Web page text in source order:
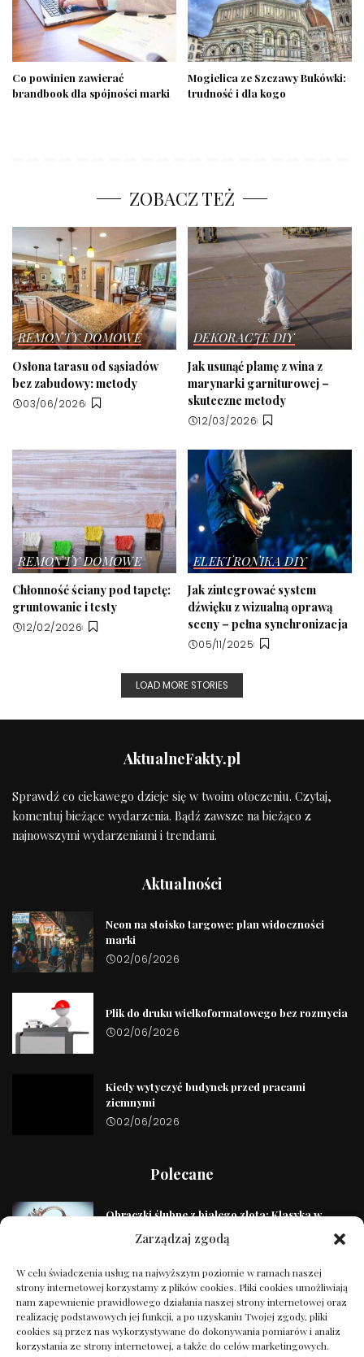
Zarządzaj zgodą
W celu świadczenia usług na najwyższym poziomie w ramach naszej
strony internetowej korzystamy z plików cookies. Pliki cookies umożliwiają
nam zapewnienie prawidłowego działania naszej strony internetowej oraz
realizację podstawowych jej funkcji, a po uzyskaniu Twojej zgody, pliki
cookies są przez nas wykorzystywane do dokonywania pomiarów i analiz
korzystania ze strony internetowej, a także do celów marketingowych.
Co powinien zawierać
brandbook dla spójności marki
Mogielica ze Szczawy Bukówki:
trudność i dla kogo
ZOBACZ TEŻ
REMONTY DOMOWE
Osłona tarasu od sąsiadów
bez zabudowy: metody
03/06/2026
DEKORACJE DIY
Jak usunąć plamę z wina z
marynarki garniturowej –
skuteczne metody
12/03/2026
REMONTY DOMOWE
Chłonność ściany pod tapetę:
gruntowanie i testy
12/02/2026
ELEKTRONIKA DIY
Jak zintegrować system
dźwięku z wizualną oprawą
sceny – pełna synchronizacja
05/11/2025
LOAD MORE STORIES
AktualneFakty.pl
Sprawdź co ciekawego dzieje się w twoim otoczeniu. Czytaj,
komentuj bieżące wydarzenia. Bądź zawsze na bieżąco z
najnowszymi wydarzeniami i trendami.
Aktualności
Neon na stoisko targowe: plan widoczności
marki
02/06/2026
Plik do druku wielkoformatowego bez rozmycia
02/06/2026
Kiedy wytyczyć budynek przed pracami
ziemnymi
02/06/2026
Polecane
Obrączki ślubne z białego złota: Klasyka w
28/12/2024
Fryzury ślubne z welonem: 10 pomysłów na
elegancki look
14/01/2025